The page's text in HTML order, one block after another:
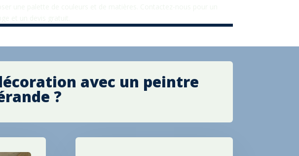
avec un peintre
?